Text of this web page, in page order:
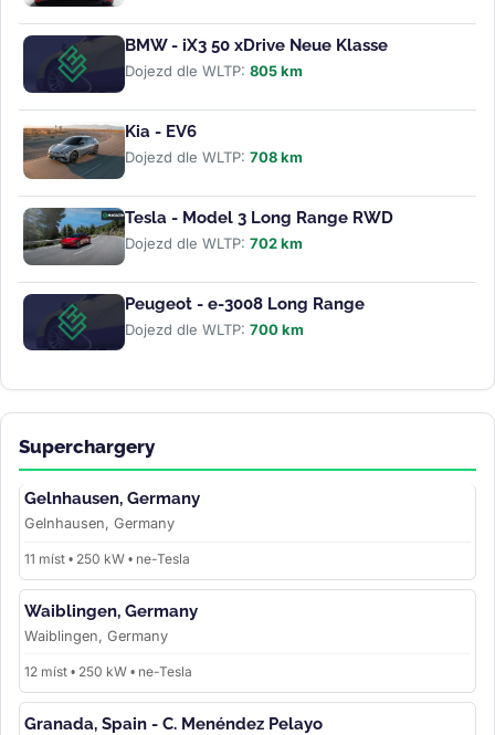
BMW - iX3 50 xDrive Neue Klasse
Dojezd dle WLTP: 805 km
Kia - EV6
Dojezd dle WLTP: 708 km
Tesla - Model 3 Long Range RWD
Dojezd dle WLTP: 702 km
Peugeot - e-3008 Long Range
Dojezd dle WLTP: 700 km
Superchargery
Gelnhausen, Germany
Gelnhausen, Germany
11 míst • 250 kW • ne-Tesla
Waiblingen, Germany
Waiblingen, Germany
12 míst • 250 kW • ne-Tesla
Granada, Spain - C. Menéndez Pelayo